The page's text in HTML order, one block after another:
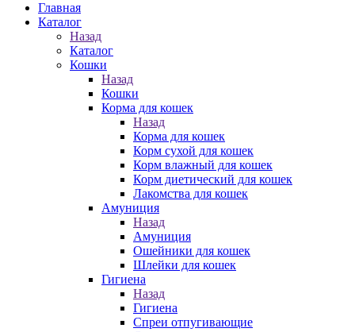
Главная
Каталог
Назад
Каталог
Кошки
Назад
Кошки
Корма для кошек
Назад
Корма для кошек
Корм сухой для кошек
Корм влажный для кошек
Корм диетический для кошек
Лакомства для кошек
Амуниция
Назад
Амуниция
Ошейники для кошек
Шлейки для кошек
Гигиена
Назад
Гигиена
Спреи отпугивающие